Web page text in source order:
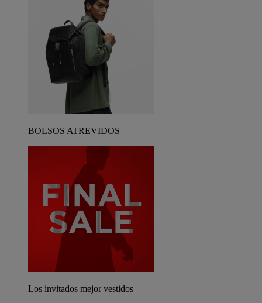
BOLSOS ATREVIDOS
Los invitados mejor vestidos